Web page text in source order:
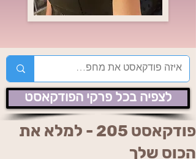
לצפיה בכל פרקי הפודקאסט
פודקאסט 205 - למלא את
הכוס שלך